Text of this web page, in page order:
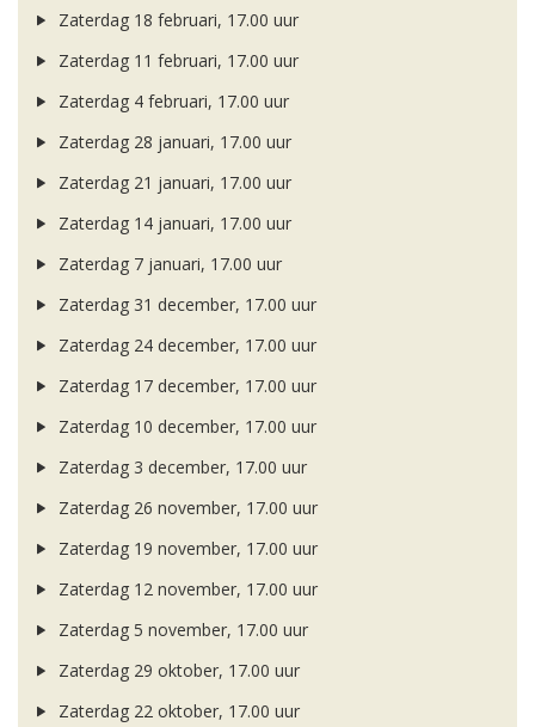
Zaterdag 18 februari, 17.00 uur
Zaterdag 11 februari, 17.00 uur
Zaterdag 4 februari, 17.00 uur
Zaterdag 28 januari, 17.00 uur
Zaterdag 21 januari, 17.00 uur
Zaterdag 14 januari, 17.00 uur
Zaterdag 7 januari, 17.00 uur
Zaterdag 31 december, 17.00 uur
Zaterdag 24 december, 17.00 uur
Zaterdag 17 december, 17.00 uur
Zaterdag 10 december, 17.00 uur
Zaterdag 3 december, 17.00 uur
Zaterdag 26 november, 17.00 uur
Zaterdag 19 november, 17.00 uur
Zaterdag 12 november, 17.00 uur
Zaterdag 5 november, 17.00 uur
Zaterdag 29 oktober, 17.00 uur
Zaterdag 22 oktober, 17.00 uur